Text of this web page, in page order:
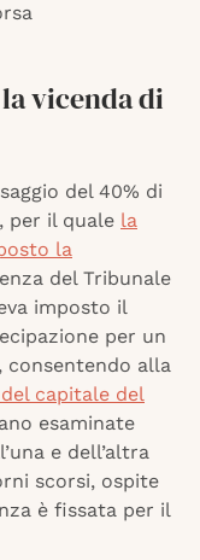
vicenda di
del 40% di
per il quale la
la
del Tribunale
imposto il
per un
consentendo alla
capitale del
esaminate
e dell’altra
scorsi, ospite
è fissata per il